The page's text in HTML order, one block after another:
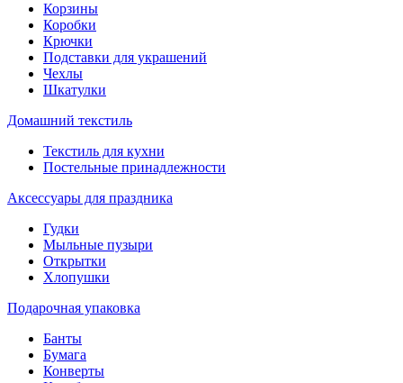
Корзины
Коробки
Крючки
Подставки для украшений
Чехлы
Шкатулки
Домашний текстиль
Текстиль для кухни
Постельные принадлежности
Аксессуары для праздника
Гудки
Мыльные пузыри
Открытки
Хлопушки
Подарочная упаковка
Банты
Бумага
Конверты